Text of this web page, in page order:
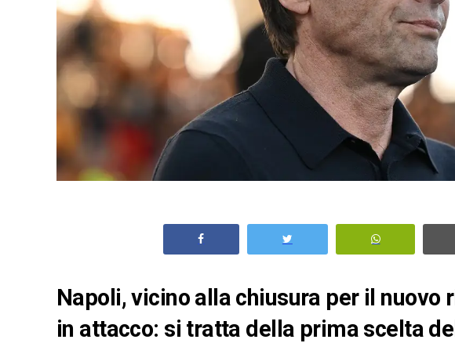
Napoli, vicino alla chiusura per il
in attacco: si tratta della prima scelta